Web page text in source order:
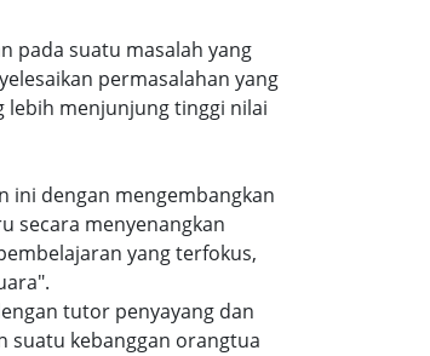
pada suatu masalah yang
permasalahan yang
lebih menjunjung tinggi nilai
ini dengan mengembangkan
secara menyenangkan
yang terfokus,
tutor penyayang dan
suatu kebanggan orangtua